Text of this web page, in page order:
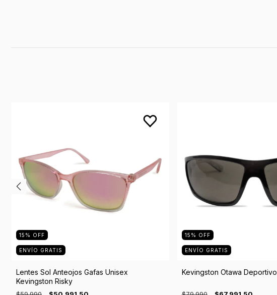
15 % OFF
ENVÍO GRATIS
Lentes Sol Anteojos Gafas Unisex
Kevingston Risky
15 % OFF
ENVÍO GRATIS
Kevingston Otawa Deportivo